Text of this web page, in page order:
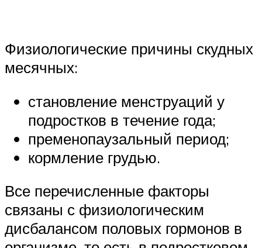
Физиологические причины скудных
месячных:
становление менструаций у
подростков в течение года;
пременопаузальный период;
кормление грудью.
Все перечисленные факторы
связаны с физиологическим
дисбалансом половых гормонов в